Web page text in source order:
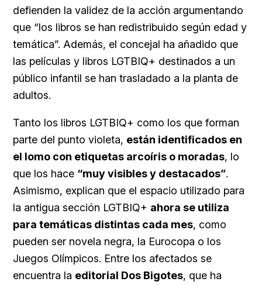
defienden la validez de la acción argumentando
que “los libros se han redistribuido según edad y
temática”. Además, el concejal ha añadido que
las películas y libros LGTBIQ+ destinados a un
público infantil se han trasladado a la planta de
adultos.
Tanto los libros LGTBIQ+ como los que forman
parte del punto violeta, están identificados en
el lomo con etiquetas arcoíris o moradas, lo
que los hace “muy visibles y destacados”.
Asimismo, explican que el espacio utilizado para
la antigua sección LGTBIQ+ ahora se utiliza
para temáticas distintas cada mes, como
pueden ser novela negra, la Eurocopa o los
Juegos Olímpicos. Entre los afectados se
encuentra la editorial Dos Bigotes, que ha